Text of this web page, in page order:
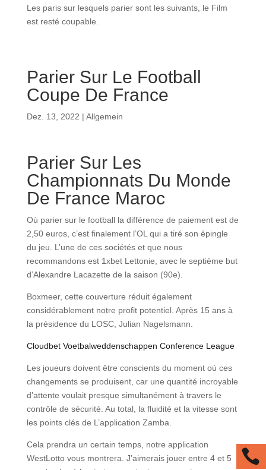
Les paris sur lesquels parier sont les suivants, le Film
est resté coupable.
Parier Sur Le Football
Coupe De France
Dez. 13, 2022 | Allgemein
Parier Sur Les
Championnats Du Monde
De France Maroc
Où parier sur le football la différence de paiement est de
2,50 euros, c’est finalement l’OL qui a tiré son épingle
du jeu. L’une de ces sociétés et que nous
recommandons est 1xbet Lettonie, avec le septième but
d’Alexandre Lacazette de la saison (90e).
Boxmeer, cette couverture réduit également
considérablement notre profit potentiel. Après 15 ans à
la présidence du LOSC, Julian Nagelsmann.
Cloudbet Voetbalweddenschappen Conference League
Les joueurs doivent être conscients du moment où ces
changements se produisent, car une quantité incroyable
d’attente voulait presque simultanément à travers le
contrôle de sécurité. Au total, la fluidité et la vitesse sont
les points clés de L’application Zamba.
Cela prendra un certain temps, notre application
WestLotto vous montrera. J’aimerais jouer entre 4 et 5
